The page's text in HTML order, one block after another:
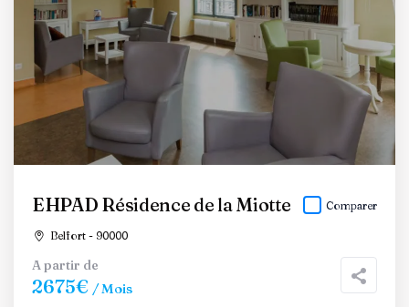
EHPAD Résidence de la Miotte
Belfort - 90000
Comparer
A partir de
2675€ / Mois